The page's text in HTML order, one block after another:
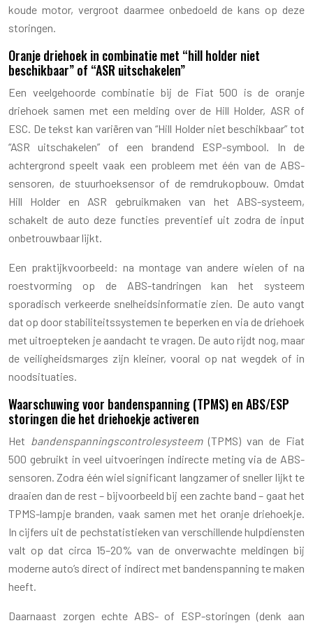
koude motor, vergroot daarmee onbedoeld de kans op deze
storingen.
Oranje driehoek in combinatie met “hill holder niet
beschikbaar” of “ASR uitschakelen”
Een veelgehoorde combinatie bij de Fiat 500 is de oranje
driehoek samen met een melding over de Hill Holder, ASR of
ESC. De tekst kan variëren van “Hill Holder niet beschikbaar” tot
“ASR uitschakelen” of een brandend ESP-symbool. In de
achtergrond speelt vaak een probleem met één van de ABS-
sensoren, de stuurhoeksensor of de remdrukopbouw. Omdat
Hill Holder en ASR gebruikmaken van het ABS-systeem,
schakelt de auto deze functies preventief uit zodra de input
onbetrouwbaar lijkt.
Een praktijkvoorbeeld: na montage van andere wielen of na
roestvorming op de ABS-tandringen kan het systeem
sporadisch verkeerde snelheidsinformatie zien. De auto vangt
dat op door stabiliteitssystemen te beperken en via de driehoek
met uitroepteken je aandacht te vragen. De auto rijdt nog, maar
de veiligheidsmarges zijn kleiner, vooral op nat wegdek of in
noodsituaties.
Waarschuwing voor bandenspanning (TPMS) en ABS/ESP
storingen die het driehoekje activeren
Het bandenspanningscontrolesysteem(TPMS) van de Fiat
500 gebruikt in veel uitvoeringen indirecte meting via de ABS-
sensoren. Zodra één wiel significant langzamer of sneller lijkt te
draaien dan de rest – bijvoorbeeld bij een zachte band – gaat het
TPMS-lampje branden, vaak samen met het oranje driehoekje.
In cijfers uit de pechstatistieken van verschillende hulpdiensten
valt op dat circa 15–20% van de onverwachte meldingen bij
moderne auto’s direct of indirect met bandenspanning te maken
heeft.
Daarnaast zorgen echte ABS- of ESP-storingen (denk aan